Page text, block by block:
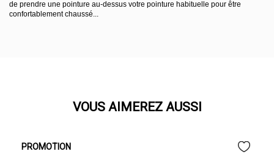
de prendre une pointure au-dessus votre pointure habituelle pour être
confortablement chaussé...
VOUS AIMEREZ AUSSI
PROMOTION